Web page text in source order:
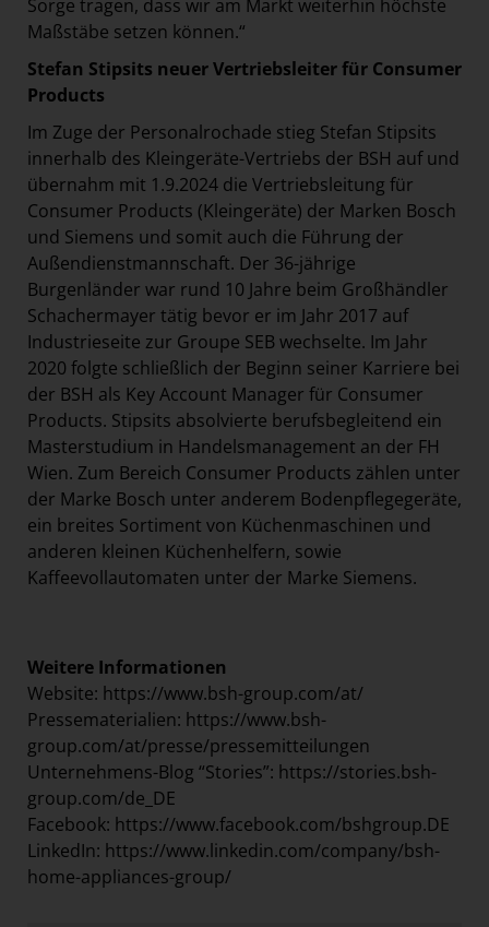
Sorge tragen, dass wir am Markt weiterhin höchste
Maßstäbe setzen können.“
Stefan Stipsits neuer Vertriebsleiter für Consumer
Products
Im Zuge der Personalrochade stieg Stefan Stipsits
innerhalb des Kleingeräte-Vertriebs der BSH auf und
übernahm mit 1.9.2024 die Vertriebsleitung für
Consumer Products (Kleingeräte) der Marken Bosch
und Siemens und somit auch die Führung der
Außendienstmannschaft. Der 36-jährige
Burgenländer war rund 10 Jahre beim Großhändler
Schachermayer tätig bevor er im Jahr 2017 auf
Industrieseite zur Groupe SEB wechselte. Im Jahr
2020 folgte schließlich der Beginn seiner Karriere bei
der BSH als Key Account Manager für Consumer
Products. Stipsits absolvierte berufsbegleitend ein
Masterstudium in Handelsmanagement an der FH
Wien. Zum Bereich Consumer Products zählen unter
der Marke Bosch unter anderem Bodenpflegegeräte,
ein breites Sortiment von Küchenmaschinen und
anderen kleinen Küchenhelfern, sowie
Kaffeevollautomaten unter der Marke Siemens.
Weitere Informationen
Website: https://www.bsh-group.com/at/
Pressematerialien: https://www.bsh-
group.com/at/presse/pressemitteilungen
Unternehmens-Blog “Stories”: https://stories.bsh-
group.com/de_DE
Facebook: https://www.facebook.com/bshgroup.DE
LinkedIn: https://www.linkedin.com/company/bsh-
home-appliances-group/